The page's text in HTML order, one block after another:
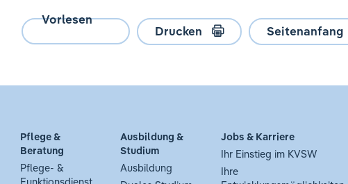
Vorlesen
Drucken
Seitenanfang
Pflege &
Beratung
Pflege- &
Ausbildung &
Studium
Ausbildung
Jobs & Karriere
Ihr Einstieg im KVSW
Ihre